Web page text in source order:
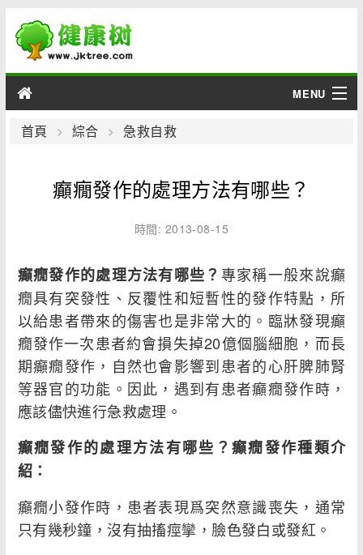
MENU
男性
綜合
疾病
首頁 綜合 急救自救
癲癇發作的處理方法有哪些？
時間: 2013-08-15
癲癇發作的處理方法有哪些？ 專家稱一般來說癲
癇具有突發性、反覆性和短暫性的發作特點，所
以給患者帶來的傷害也是非常大的。臨牀發現癲
癇發作一次患者約會損失掉20億個腦細胞，而長
期癲癇發作，自然也會影響到患者的心肝脾肺腎
等器官的功能。因此，遇到有患者癲癇發作時，
應該儘快進行急救處理。
癲癇發作的處理方法有哪些？癲癇發作種類介
紹：
癲癇小發作時，患者表現爲突然意識喪失，通常
只有幾秒鐘，沒有抽搐痙攣，臉色發白或發紅。